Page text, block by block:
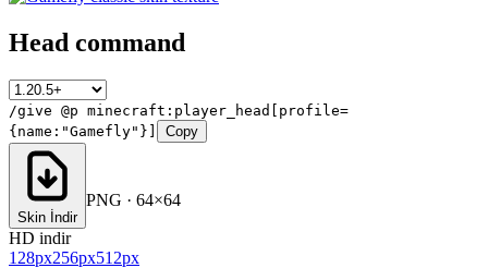
Head command
/give @p minecraft:player_head[profile=
{name:"Gamefly"}]
Copy
Skin İndir
PNG · 64×64
HD indir
128px256px512px